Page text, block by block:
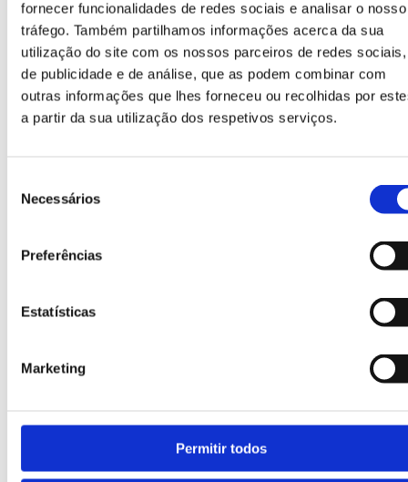
fornecer funcionalidades de redes sociais e analisar o nosso
tráfego. Também partilhamos informações acerca da sua
utilização do site com os nossos parceiros de redes sociais,
de publicidade e de análise, que as podem combinar com
outras informações que lhes forneceu ou recolhidas por
a partir da sua utilização dos respetivos serviços.
Necessários
Preferências
Estatísticas
Marketing
Permitir todos
Faixas refletoras
Acessório disponível que melhora a visibilidade do
produto.